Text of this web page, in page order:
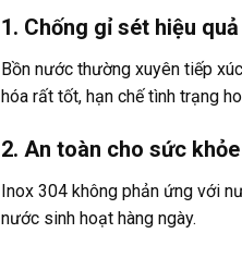
1. Chống gỉ sét hiệu quả
Bồn nước thường xuyên tiếp
hóa rất tốt, hạn chế tình trạng
2. An toàn cho sức khỏe
Inox 304 không phản ứng với
nước sinh hoạt hàng ngày.